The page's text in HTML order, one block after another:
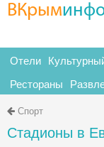
ВКрым
Отели
Рестораны
Спорт
Стадионы в